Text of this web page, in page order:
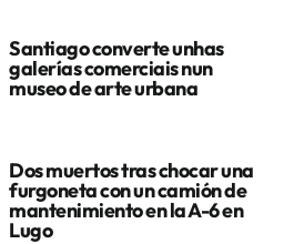
Santiago converte unhas
galerías comerciais nun
museo de arte urbana
Dos muertos tras chocar una
furgoneta con un camión de
mantenimiento en la A-6 en
Lugo